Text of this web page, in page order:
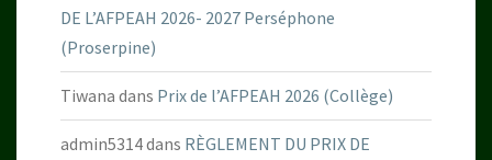
DE L’AFPEAH 2026- 2027 Perséphone
(Proserpine)
Tiwana dans Prix de l’AFPEAH 2026 (Collège)
admin5314dans RÈGLEMENT DU PRIX DE